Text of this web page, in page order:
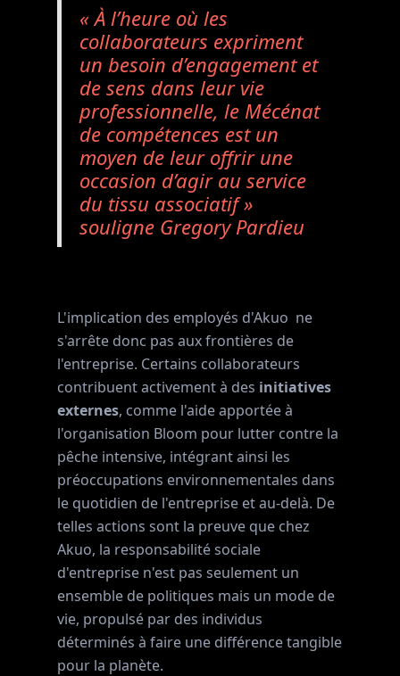
« À l’heure où les
collaborateurs expriment
un besoin d’engagement et
de sens dans leur vie
professionnelle, le Mécénat
de compétences est un
moyen de leur offrir une
occasion d’agir au service
du tissu associatif »
souligne Gregory Pardieu
L'implication des employés d'Akuo ne
s'arrête donc pas aux frontières de
l'entreprise. Certains collaborateurs
contribuent activement à des initiatives
externes, comme l'aide apportée à
l'organisation Bloom pour lutter contre la
pêche intensive, intégrant ainsi les
préoccupations environnementales dans
le quotidien de l'entreprise et au-delà. De
telles actions sont la preuve que chez
Akuo, la responsabilité sociale
d'entreprise n'est pas seulement un
ensemble de politiques mais un mode de
vie, propulsé par des individus
déterminés à faire une différence tangible
pour la planète.